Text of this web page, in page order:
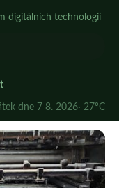
digitálních technologií
dne 7 8. 2026· 27°C